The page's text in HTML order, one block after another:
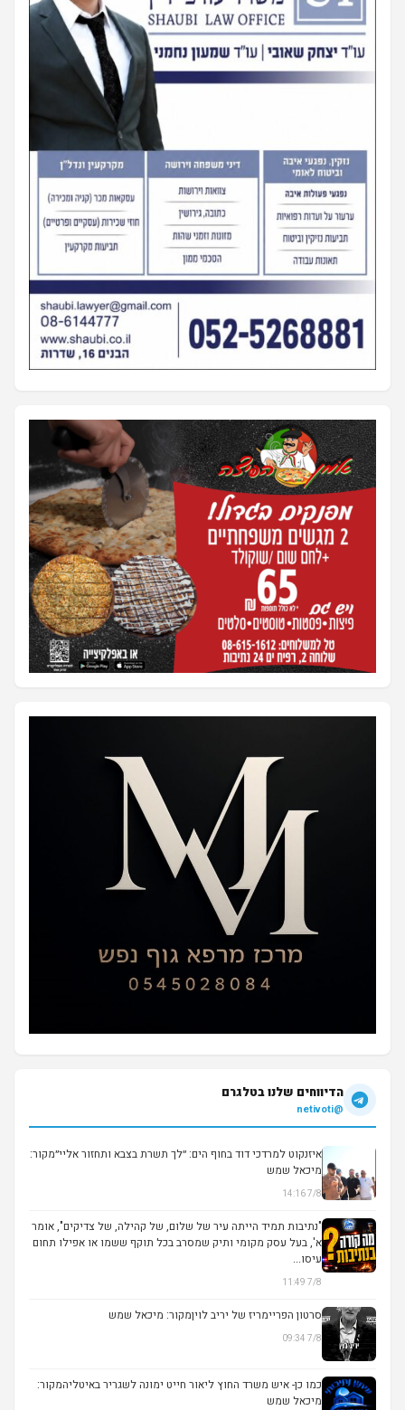
הדיווחים שלנו בטלגרם
@netivoti
איזנקוט למרדכי דוד בחוף הים: ״לך תשרת בצבא ותחזור אליי״מקור:
מיכאל שמש
7/8 14:16
"נתיבות תמיד הייתה עיר של שלום, של קהילה, של צדיקים", אומר
א', בעל עסק מקומי ותיק שמסרב בכל תוקף ששמו או אפילו תחום
עיסו...
7/8 11:49
▶
סרטון הפריימריז של יריב לויןמקור: מיכאל שמש
7/8 09:34
כמו כן- איש משרד החוץ ליאור חייט ימונה לשגריר באיטליהמקור:
מיכאל שמש